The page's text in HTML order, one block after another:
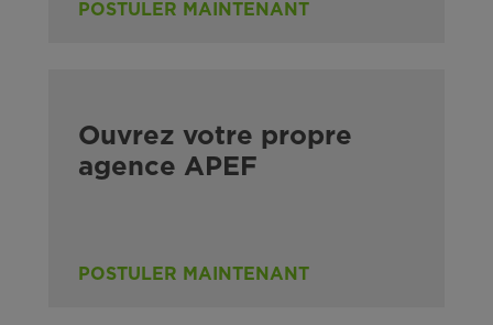
POSTULER MAINTENANT
Ouvrez votre propre
agence APEF
POSTULER MAINTENANT